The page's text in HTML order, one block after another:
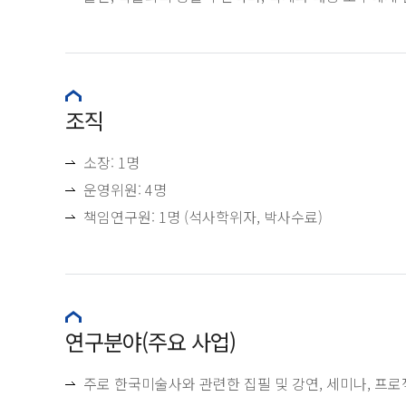
조직
소장: 1명
운영위원: 4명
책임연구원: 1명 (석사학위자, 박사수료)
연구분야(주요 사업)
주로 한국미술사와 관련한 집필 및 강연, 세미나, 프